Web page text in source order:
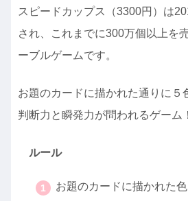
スピードカップス（3300円）は
され、これまでに300万個以上を
ーブルゲームです。
お題のカードに描かれた通りに５
判断力と瞬発力が問われるゲーム！
ルール
お題のカードに描かれた